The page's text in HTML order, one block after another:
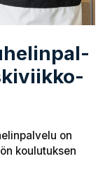
on
koulutuksen